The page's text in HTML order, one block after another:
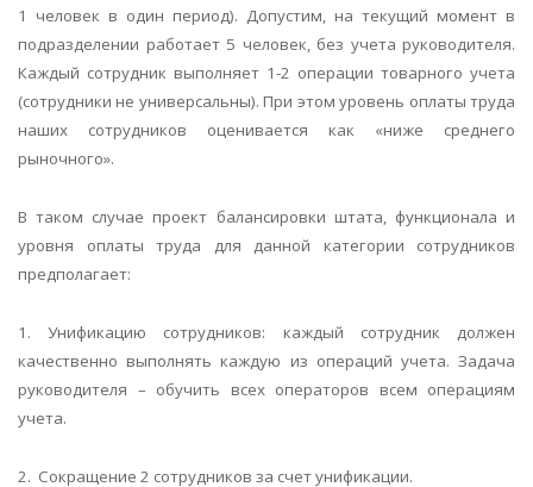
1 человек в один период). Допустим, на текущий момент в
подразделении работает 5 человек, без учета руководителя.
Каждый сотрудник выполняет 1-2 операции товарного учета
(сотрудники не универсальны). При этом уровень оплаты труда
наших сотрудников оценивается как «ниже среднего
рыночного».
В таком случае проект балансировки штата, функционала и
уровня оплаты труда для данной категории сотрудников
предполагает:
1. Унификацию сотрудников: каждый сотрудник должен
качественно выполнять каждую из операций учета. Задача
руководителя – обучить всех операторов всем операциям
учета.
2. Сокращение 2 сотрудников за счет унификации.